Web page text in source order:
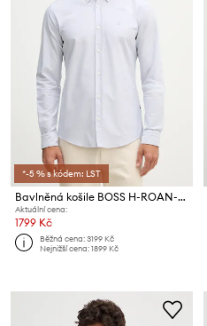
*-5 % s kódem: LST
Bavlněná košile BOSS H-ROAN-BD-E-C1-261
Aktuální cena:
1799 Kč
Běžná cena:3199 Kč
Nejnižší cena:1899 Kč